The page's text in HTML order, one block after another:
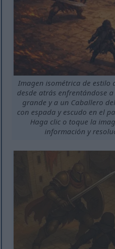
Imagen isométrica de estilo
desde atrás enfrentándose
grande y a un Caballero
con espada y escudo en el
Haga clic o toque la
información y